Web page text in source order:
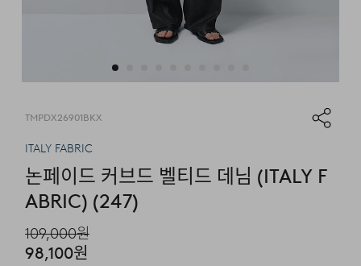
TMPDX26901BKX
ITALY FABRIC
논페이드 커브드 벨티드 데님 (ITALY F
ABRIC) (247)
98,100원
109,000원